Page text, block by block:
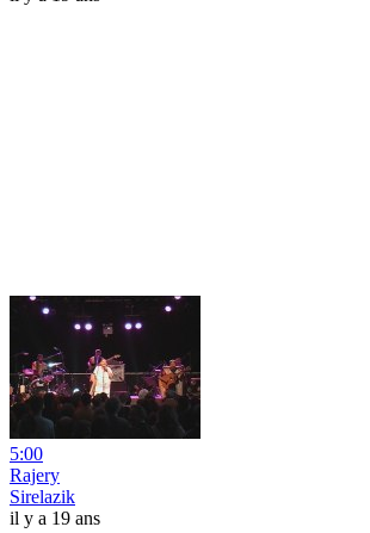
5:00
Rajery
Sirelazik
il y a 19 ans